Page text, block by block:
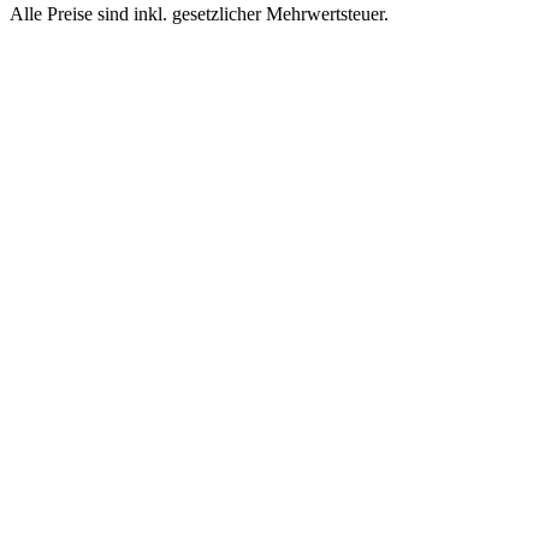
Alle Preise sind inkl. gesetzlicher Mehrwertsteuer.